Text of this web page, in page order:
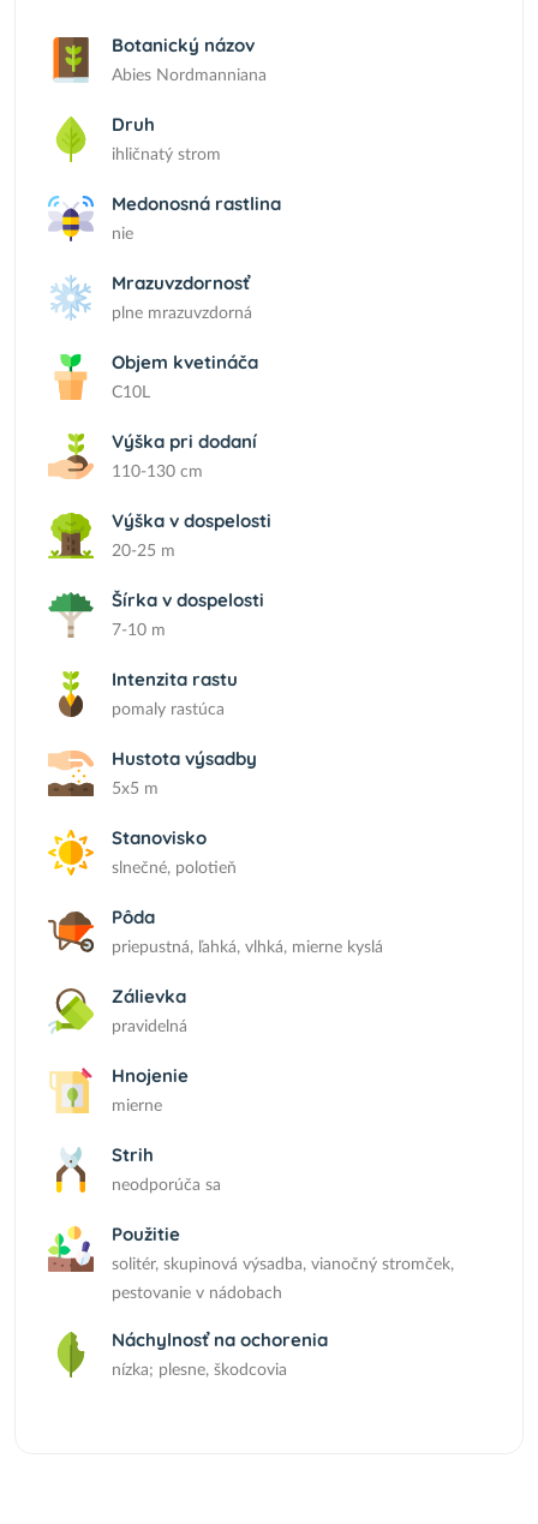
Botanický názov
Abies Nordmanniana
Druh
ihličnatý strom
Medonosná rastlina
nie
Mrazuvzdornosť
plne mrazuvzdorná
Objem kvetináča
C10L
Výška pri dodaní
110-130 cm
Výška v dospelosti
20-25 m
Šírka v dospelosti
7-10 m
Intenzita rastu
pomaly rastúca
Hustota výsadby
5x5 m
Stanovisko
slnečné, polotieň
Pôda
priepustná, ľahká, vlhká, mierne kyslá
Zálievka
pravidelná
Hnojenie
mierne
Strih
neodporúča sa
Použitie
solitér, skupinová výsadba, vianočný stromček,
pestovanie v nádobach
Náchylnosť na ochorenia
nízka; plesne, škodcovia